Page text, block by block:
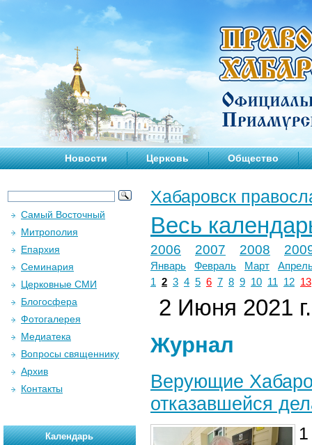
Новости Церковь Общество
Хабаровск
Весь
2006 2007 2008
Январь Февраль Март
1 2 3 4 5 6 7 8 9 10 11 12 13
2 Июня 2021 г.
Журнал
Верующие
отказавшейся
Самый Восточный
Митрополия
Епархия
Семинария
Церковные СМИ
Блогосфера
Фотогалерея
Медиатека
Вопросы священнику
Архив
Контакты
Календарь